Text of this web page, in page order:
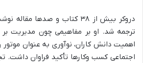
اهمیت دانش کاران، نوآوری به عنوان
اجتماعی کسب وکارها تأکید فراوان داشت.